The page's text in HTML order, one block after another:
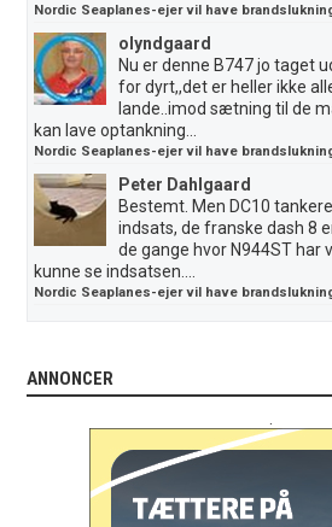
Nordic Seaplanes-ejer vil have
olyndgaard
Nu er denne B747 jo taget
for dyrt,,det er heller ikke
lande..imod sætning til de
kan lave optankning...
Nordic Seaplanes-ejer vil have
Peter Dahlgaard
Bestemt. Men DC10
indsats, de franske dash 8
de gange hvor N944ST har
kunne se indsatsen....
Nordic Seaplanes-ejer vil have
ANNONCER